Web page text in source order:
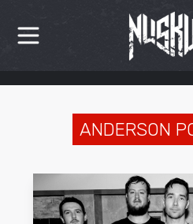
HÍREK
INTERJÚK
ANDERSON